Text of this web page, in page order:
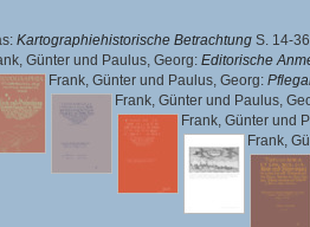
: Kartographiehistorische Betrachtung S. 14-
Günter und Paulus, Georg: Editorische
Frank, Günter und Paulus, Georg:
Frank, Günter und Paulus,
Frank, Günter und
Frank,